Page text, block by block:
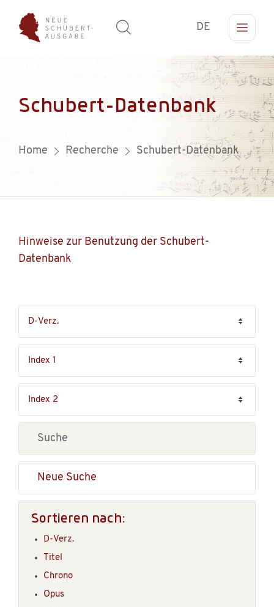
DE
Schubert-Datenbank
Home Recherche Schubert-Datenbank
Hinweise zur Benutzung der Schubert-
Datenbank
Neue Suche
Sortieren nach:
D-Verz.
Titel
Chrono
Opus